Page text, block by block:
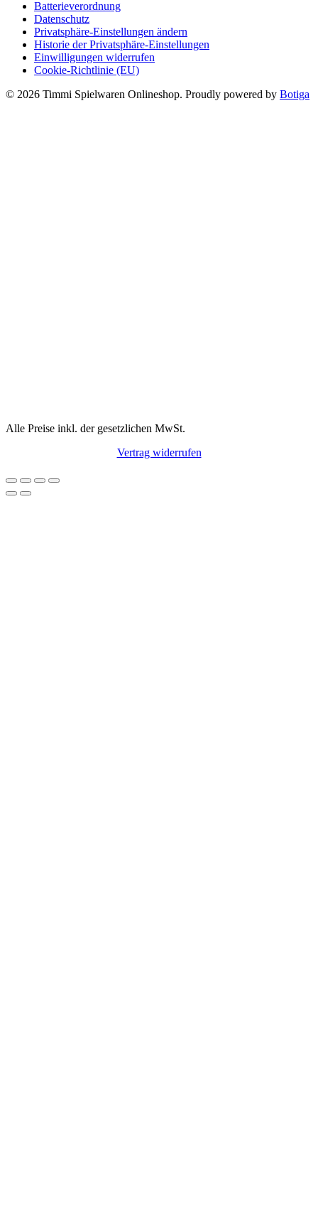
Batterieverordnung
Datenschutz
Privatsphäre-Einstellungen ändern
Historie der Privatsphäre-Einstellungen
Einwilligungen widerrufen
Cookie-Richtlinie (EU)
© 2026 Timmi Spielwaren Onlineshop. Proudly powered by Botiga
Alle Preise inkl. der gesetzlichen MwSt.
Vertrag widerrufen